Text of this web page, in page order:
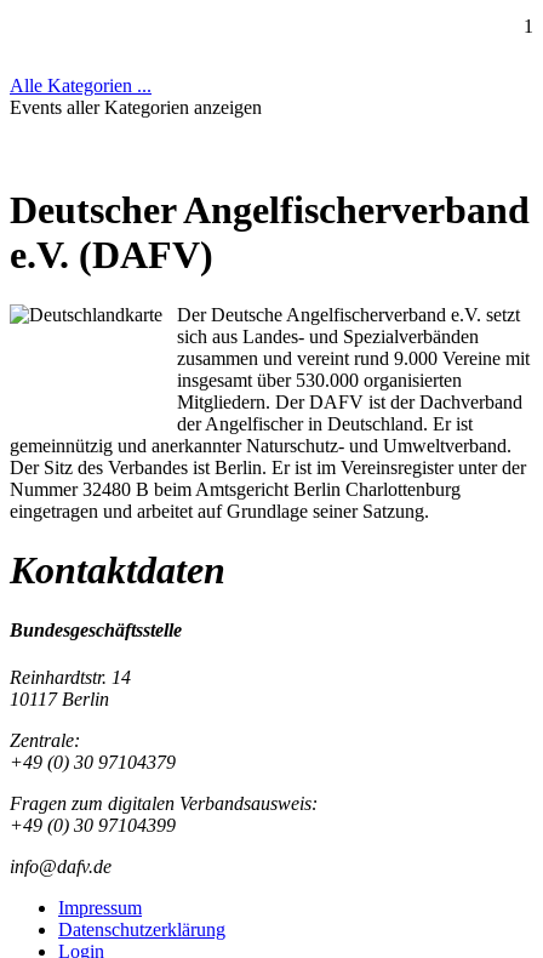
1
Alle Kategorien ...
Events aller Kategorien anzeigen
Deutscher Angelfischerverband
e.V. (DAFV)
Der Deutsche Angelfischerverband e.V. setzt
sich aus Landes- und Spezialverbänden
zusammen und vereint rund 9.000 Vereine mit
insgesamt über 530.000 organisierten
Mitgliedern. Der DAFV ist der Dachverband
der Angelfischer in Deutschland. Er ist
gemeinnützig und anerkannter Naturschutz- und Umweltverband.
Der Sitz des Verbandes ist Berlin. Er ist im Vereinsregister unter der
Nummer 32480 B beim Amtsgericht Berlin Charlottenburg
eingetragen und arbeitet auf Grundlage seiner Satzung.
Kontaktdaten
Bundesgeschäftsstelle
Reinhardtstr. 14
10117 Berlin
Zentrale:
+49 (0) 30 97104379
Fragen zum digitalen Verbandsausweis:
+49 (0) 30 97104399
info@dafv.de
Impressum
Datenschutzerklärung
Login